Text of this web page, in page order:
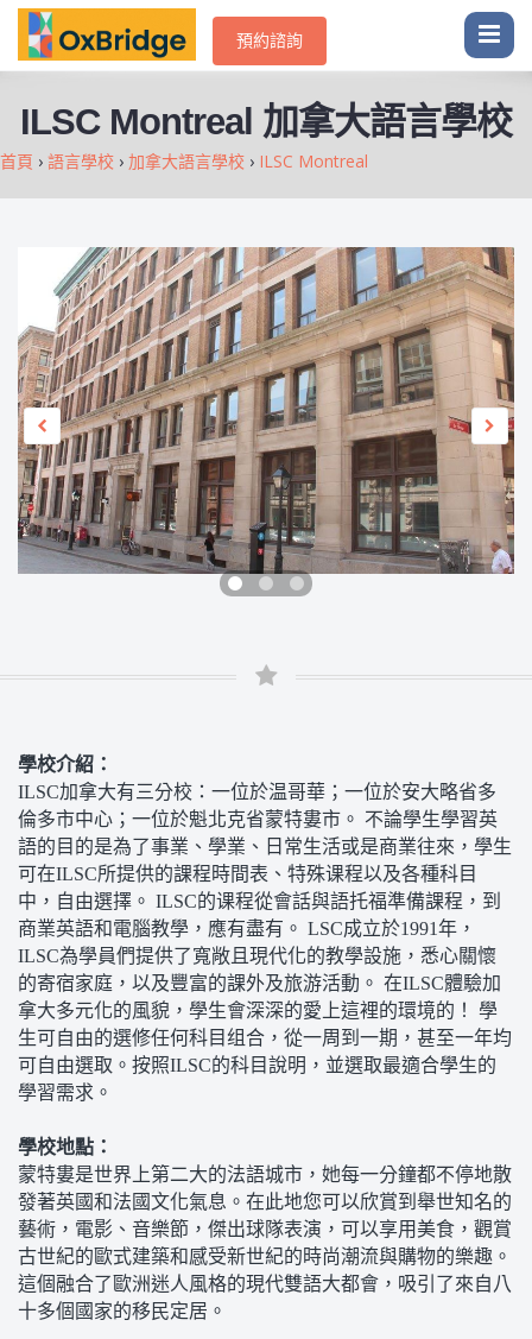
預約諮詢
ILSC Montreal 加拿大語言學校
首頁 › 語言學校 › 加拿大語言學校 › ILSC Montreal
學校介紹：
ILSC加拿大有三分校：一位於温哥華；一位於安大略省多
倫多市中心；一位於魁北克省蒙特婁市。 不論學生學習英
語的目的是為了事業、學業、日常生活或是商業往來，學生
可在ILSC所提供的課程時間表、特殊课程以及各種科目
中，自由選擇。 ILSC的课程從會話與語托福準備課程，到
商業英語和電腦教學，應有盡有。 LSC成立於1991年，
ILSC為學員們提供了寬敞且現代化的教學設施，悉心關懷
的寄宿家庭，以及豐富的課外及旅游活動。 在ILSC體驗加
拿大多元化的風貌，學生會深深的愛上這裡的環境的！ 學
生可自由的選修任何科目组合，從一周到一期，甚至一年均
可自由選取。按照ILSC的科目說明，並選取最適合學生的
學習需求。
學校地點：
蒙特婁是世界上第二大的法語城市，她每一分鐘都不停地散
發著英國和法國文化氣息。在此地您可以欣賞到舉世知名的
藝術，電影、音樂節，傑出球隊表演，可以享用美食，觀賞
古世紀的歐式建築和感受新世紀的時尚潮流與購物的樂趣。
這個融合了歐洲迷人風格的現代雙語大都會，吸引了來自八
十多個國家的移民定居。